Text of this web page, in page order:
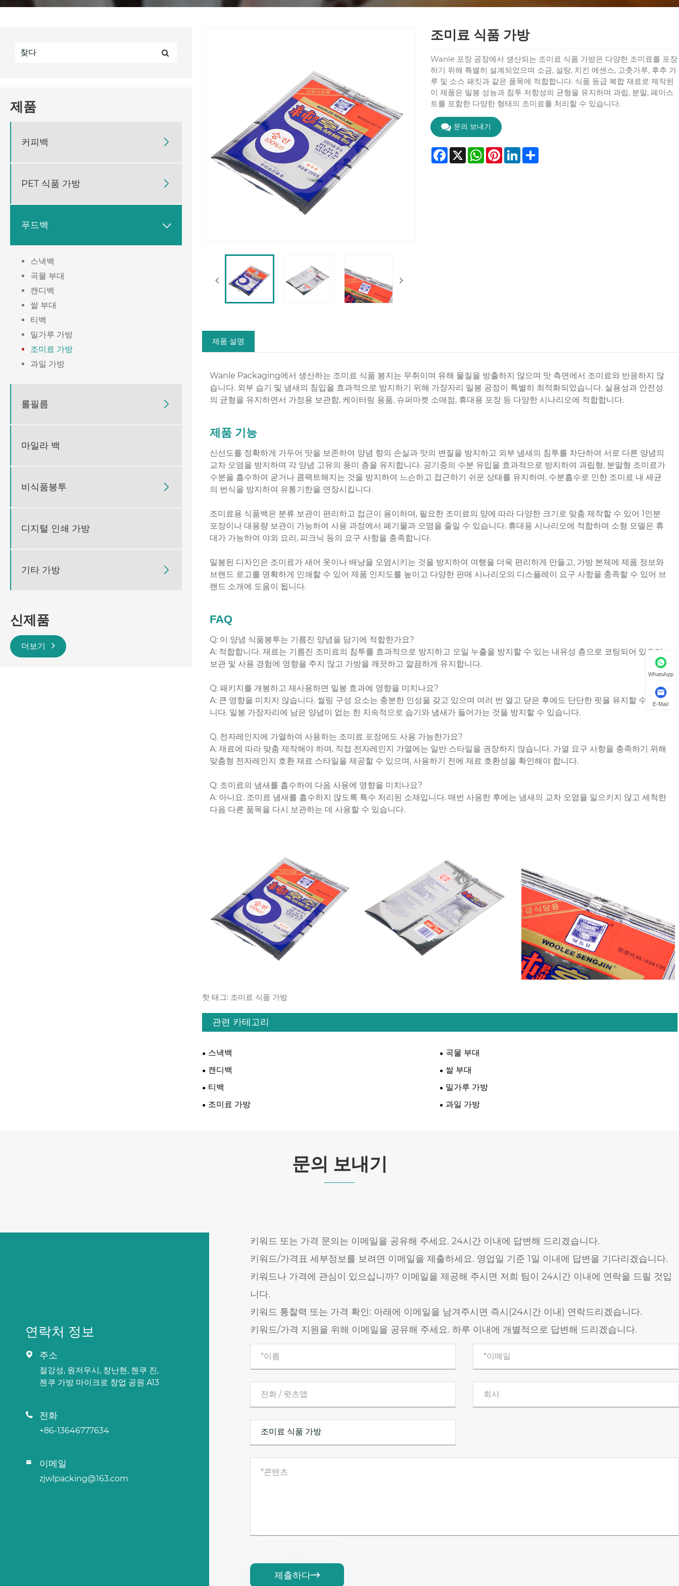
제품
커피백 
PET 식품 가방 
푸드백 
스낵백
곡물 부대
캔디백
쌀 부대
티백
밀가루 가방
조미료 가방
과일 가방
롤필름 
마일라 백
비식품봉투 
디지털 인쇄 가방
기타 가방 
신제품
더보기
조미료 식품 가방
Wanle 포장 공장에서 생산되는 조미료 식품 가방은 다양한 조미료를 포장
하기 위해 특별히 설계되었으며 소금, 설탕, 치킨 에센스, 고춧가루, 후추 가
루 및 소스 패킷과 같은 품목에 적합합니다. 식품 등급 복합 재료로 제작된
이 제품은 밀봉 성능과 침투 저항성의 균형을 유지하며 과립, 분말, 페이스
트를 포함한 다양한 형태의 조미료를 처리할 수 있습니다.
문의 보내기
Facebook
X WhatsApp
PinterestLinkedIn
Share
제품 설명
Wanle Packaging에서 생산하는 조미료 식품 봉지는 무취이며 유해 물질을 방출하지 않으며 맛 측면에서 조미료와 반응하지 않
습니다. 외부 습기 및 냄새의 침입을 효과적으로 방지하기 위해 가장자리 밀봉 공정이 특별히 최적화되었습니다. 실용성과 안전성
의 균형을 유지하면서 가정용 보관함, 케이터링 용품, 슈퍼마켓 소매점, 휴대용 포장 등 다양한 시나리오에 적합합니다.
제품 기능
신선도를 정확하게 가두어 맛을 보존하여 양념 향의 손실과 맛의 변질을 방지하고 외부 냄새의 침투를 차단하여 서로 다른 양념의
교차 오염을 방지하며 각 양념 고유의 풍미 층을 유지합니다. 공기중의 수분 유입을 효과적으로 방지하여 과립형, 분말형 조미료가
수분을 흡수하여 굳거나 콤팩트해지는 것을 방지하여 느슨하고 접근하기 쉬운 상태를 유지하며, 수분흡수로 인한 조미료 내 세균
의 번식을 방지하여 유통기한을 연장시킵니다.
조미료용 식품백은 분류 보관이 편리하고 접근이 용이하며, 필요한 조미료의 양에 따라 다양한 크기로 맞춤 제작할 수 있어 1인분
포장이나 대용량 보관이 가능하여 사용 과정에서 폐기물과 오염을 줄일 수 있습니다. 휴대용 시나리오에 적합하며 소형 모델은 휴
대가 가능하여 야외 요리, 피크닉 등의 요구 사항을 충족합니다.
밀봉된 디자인은 조미료가 새어 옷이나 배낭을 오염시키는 것을 방지하여 여행을 더욱 편리하게 만들고, 가방 본체에 제품 정보와
브랜드 로고를 명확하게 인쇄할 수 있어 제품 인지도를 높이고 다양한 판매 시나리오의 디스플레이 요구 사항을 충족할 수 있어 브
랜드 소개에 도움이 됩니다.
FAQ
Q: 이 양념 식품봉투는 기름진 양념을 담기에 적합한가요?
A: 적합합니다. 재료는 기름진 조미료의 침투를 효과적으로 방지하고 오일 누출을 방지할 수 있는 내유성 층으로 코팅되어 있으며
보관 및 사용 경험에 영향을 주지 않고 가방을 깨끗하고 깔끔하게 유지합니다.
Q: 패키지를 개봉하고 재사용하면 밀봉 효과에 영향을 미치나요?
A: 큰 영향을 미치지 않습니다. 씰링 구성 요소는 충분한 인성을 갖고 있으며 여러 번 열고 닫은 후에도 단단한 핏을 유지할 수 있습
니다. 밀봉 가장자리에 남은 양념이 없는 한 지속적으로 습기와 냄새가 들어가는 것을 방지할 수 있습니다.
Q. 전자레인지에 가열하여 사용하는 조미료 포장에도 사용 가능한가요?
A: 재료에 따라 맞춤 제작해야 하며, 직접 전자레인지 가열에는 일반 스타일을 권장하지 않습니다. 가열 요구 사항을 충족하기 위해
맞춤형 전자레인지 호환 재료 스타일을 제공할 수 있으며, 사용하기 전에 재료 호환성을 확인해야 합니다.
Q: 조미료의 냄새를 흡수하여 다음 사용에 영향을 미치나요?
A: 아니요. 조미료 냄새를 흡수하지 않도록 특수 처리된 소재입니다. 매번 사용한 후에는 냄새의 교차 오염을 일으키지 않고 세척한
다음 다른 품목을 다시 보관하는 데 사용할 수 있습니다.
핫 태그: 조미료 식품 가방
관련 카테고리
스낵백
곡물 부대
캔디백
쌀 부대
티백
밀가루 가방
조미료 가방
과일 가방
문의 보내기
연락처 정보
 주소
절강성, 원저우시, 창난현, 첸쿠 진,
첸쿠 가방 마이크로 창업 공원 A13
 전화
+86-13646777634
 이메일
zjwlpacking@163.com
키워드 또는 가격 문의는 이메일을 공유해 주세요. 24시간 이내에 답변해 드리겠습니다.
키워드/가격표 세부정보를 보려면 이메일을 제출하세요. 영업일 기준 1일 이내에 답변을 기다리겠습니다.
키워드나 가격에 관심이 있으십니까? 이메일을 제공해 주시면 저희 팀이 24시간 이내에 연락을 드릴 것입
니다.
키워드 통찰력 또는 가격 확인: 아래에 이메일을 남겨주시면 즉시(24시간 이내) 연락드리겠습니다.
키워드/가격 지원을 위해 이메일을 공유해 주세요. 하루 이내에 개별적으로 답변해 드리겠습니다.
제출하다
WhatsApp
E-Mail